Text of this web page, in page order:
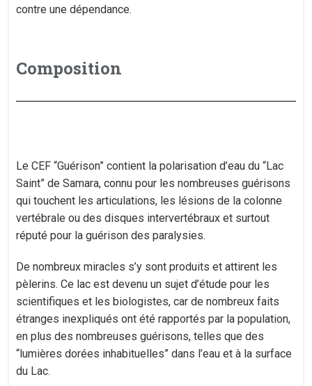
contre une dépendance.
Composition
Le CEF “Guérison” contient la polarisation d’eau du “Lac
Saint” de Samara, connu pour les nombreuses guérisons
qui touchent les articulations, les lésions de la colonne
vertébrale ou des disques intervertébraux et surtout
réputé pour la guérison des paralysies.
​De nombreux miracles s’y sont produits et attirent les
pèlerins. Ce lac est devenu un sujet d’étude pour les
scientifiques et les biologistes, car de nombreux faits
étranges inexpliqués ont été rapportés par la population,
en plus des nombreuses guérisons, telles que des
“lumières dorées inhabituelles” dans l’eau et à la surface
du Lac.